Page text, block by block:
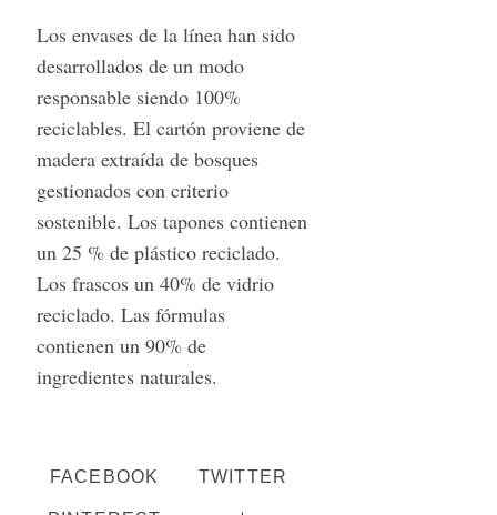
Los envases de la línea han sido
desarrollados de un modo
responsable siendo 100%
reciclables. El cartón proviene de
madera extraída de bosques
gestionados con criterio
sostenible. Los tapones contienen
un 25 % de plástico reciclado.
Los frascos un 40% de vidrio
reciclado. Las fórmulas
contienen un 90% de
ingredientes naturales.
FACEBOOK TWITTER